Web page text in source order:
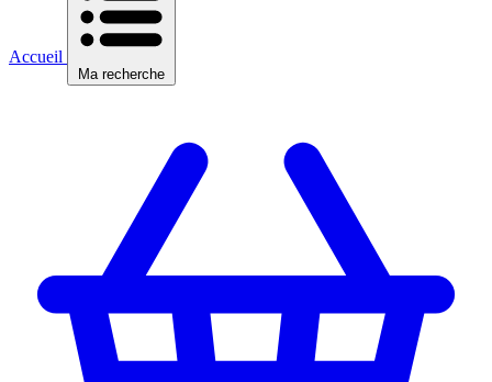
Accueil
Ma recherche